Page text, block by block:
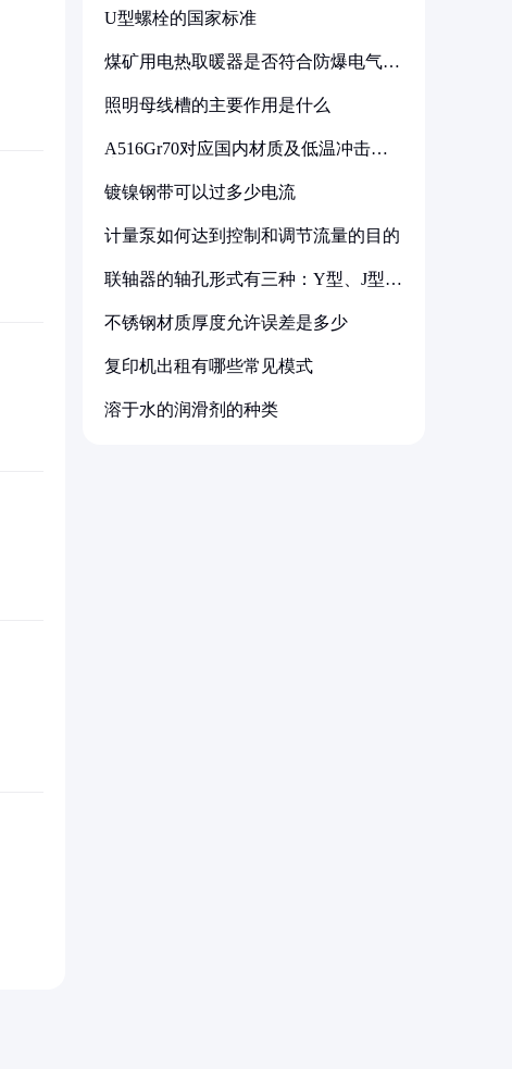
U型螺栓的国家标准
煤矿用电热取暖器是否符合防爆电气设
照明母线槽的主要作用是什么
A516Gr70对应国内材质及低温冲击要
镀镍钢带可以过多少电流
计量泵如何达到控制和调节流量的目的
联轴器的轴孔形式有三种：Y型、J型、
不锈钢材质厚度允许误差是多少
复印机出租有哪些常见模式
溶于水的润滑剂的种类